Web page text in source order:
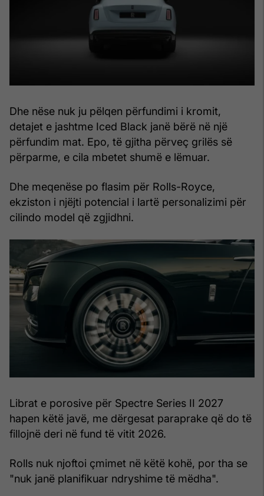
Dhe nëse nuk ju pëlqen përfundimi i kromit,
detajet e jashtme Iced Black janë bërë në një
përfundim mat. Epo, të gjitha përveç grilës së
përparme, e cila mbetet shumë e lëmuar.
Dhe meqenëse po flasim për Rolls-Royce,
ekziston i njëjti potencial i lartë personalizimi për
cilindo model që zgjidhni.
Librat e porosive për Spectre Series II 2027
hapen këtë javë, me dërgesat paraprake që do të
fillojnë deri në fund të vitit 2026.
Rolls nuk njoftoi çmimet në këtë kohë, por tha se
"nuk janë planifikuar ndryshime të mëdha".